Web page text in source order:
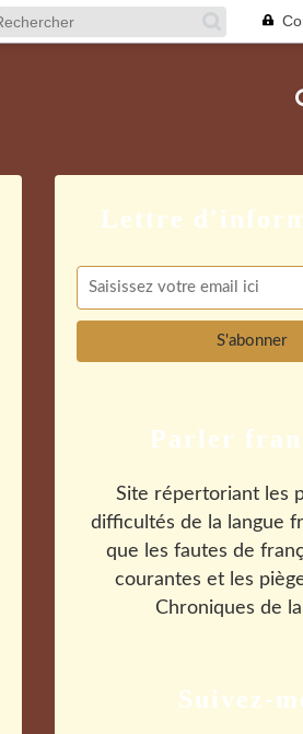
Suivez-
Parler
Site répertoriant les
difficultés de la langue
que les fautes de
courantes et les
Chroniques de